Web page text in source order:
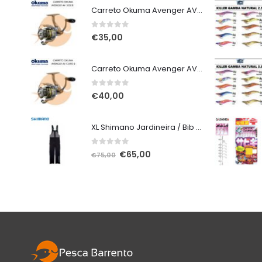
Carreto Okuma Avenger AV 3000 B
0out of 5
€35,00
Carreto Okuma Avenger AV C5000 B
0out of 5
€40,00
XL Shimano Jardineira / Bib and Brace não alcochoada preta
out of 5
€75,00 O
€65,00